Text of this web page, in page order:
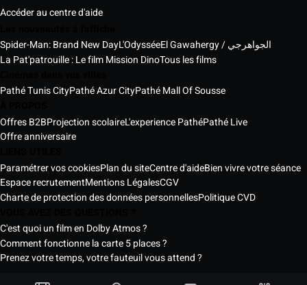
Accéder au centre d'aide
Spider-Man: Brand New DayL'Odyssée
El Gawahergy / الجواهرجي
La Pat'patrouille : Le film Mission DinoTous les films
Pathé Tunis CityPathé Azur CityPathé Mall Of Sousse
Offres B2BProjection scolaireL'experience PathéPathé Live
Offre anniversaire
Paramétrer vos cookiesPlan du siteCentre d'aideBien vivre votre séance
Espace recrutementMentions LégalesCGV
Charte de protection des données personnellesPolitique CVD
C'est quoi un film en Dolby Atmos ?
Comment fonctionne la carte 5 places ?
Prenez votre temps, votre fauteuil vous attend ?